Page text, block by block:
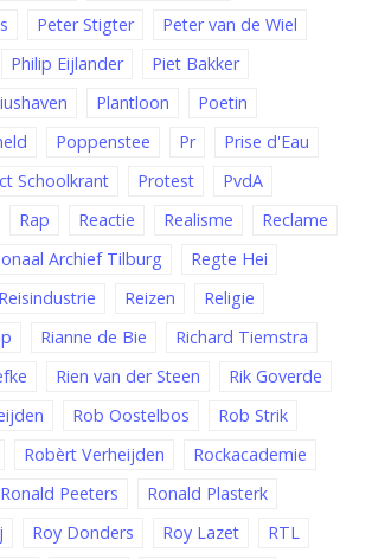
Peter Stigter
Peter van de Wiel
Philip Eijlander
Piet Bakker
Plantloon
Poetin
Poppenstee Pr
Prise d'Eau
Schoolkrant Protest
PvdA
Rap Reactie Realisme
Reclame
Archief Tilburg
Regte Hei
Reisindustrie Reizen
Religie
Rianne de Bie
Richard Tiemstra
Rien van der Steen
Rik Goverde
Rob Oostelbos
Rob Strik
Robèrt Verheijden
Rockacademie
Ronald Peeters
Ronald Plasterk
Roy Donders Roy Lazet
RTL